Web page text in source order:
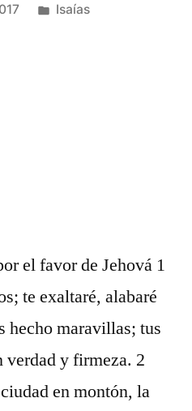
Posted
Isaías
el favor de Jehová 1
te exaltaré, alabaré
hecho maravillas; tus
verdad y firmeza. 2
en montón, la